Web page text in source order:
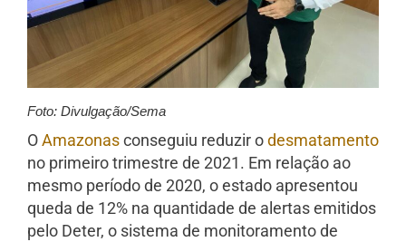
Foto: Divulgação/Sema
OAmazonasconseguiu reduzir odesmatamento
no primeiro trimestre de 2021. Em relação ao
mesmo período de 2020, o estado apresentou
queda de 12% na quantidade de alertas emitidos
pelo Deter, o sistema de monitoramento de